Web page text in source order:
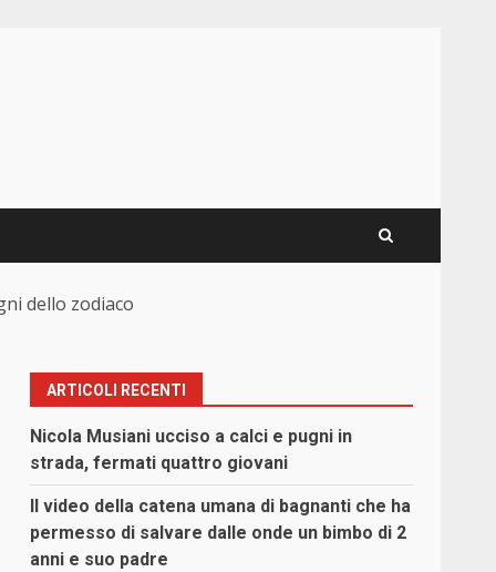
dello zodiaco
ARTICOLI RECENTI
Nicola Musiani ucciso a calci e pugni in
strada, fermati quattro giovani
Il video della catena umana di bagnanti che ha
permesso di salvare dalle onde un bimbo di 2
anni e suo padre